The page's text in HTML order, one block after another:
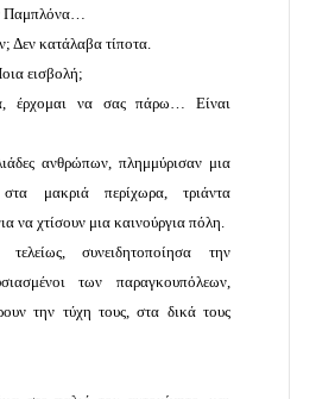
Παμπλόνα…
Δεν κατάλαβα τίποτα.
εισβολή;
έρχομαι να σας πάρω… Είναι
ανθρώπων, πλημμύρισαν μια
στα μακριά περίχωρα, τριάντα
να χτίσουν μια καινούργια πόλη.
συνειδητοποίησα την
των παραγκουπόλεων,
την τύχη τους, στα δικά τους